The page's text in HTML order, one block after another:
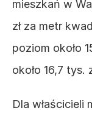
mieszkań w
zł za metr
poziom około
około 16,7 tys.
Dla właścicieli